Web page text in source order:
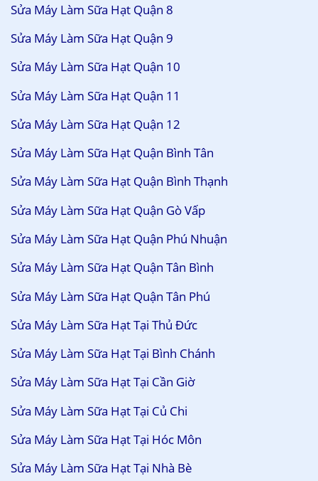
Sửa Máy Làm Sữa Hạt Quận 8
Sửa Máy Làm Sữa Hạt Quận 9
Sửa Máy Làm Sữa Hạt Quận 10
Sửa Máy Làm Sữa Hạt Quận 11
Sửa Máy Làm Sữa Hạt Quận 12
Sửa Máy Làm Sữa Hạt Quận Bình Tân
Sửa Máy Làm Sữa Hạt Quận Bình Thạnh
Sửa Máy Làm Sữa Hạt Quận Gò Vấp
Sửa Máy Làm Sữa Hạt Quận Phú Nhuận
Sửa Máy Làm Sữa Hạt Quận Tân Bình
Sửa Máy Làm Sữa Hạt Quận Tân Phú
Sửa Máy Làm Sữa Hạt Tại Thủ Đức
Sửa Máy Làm Sữa Hạt Tại Bình Chánh
Sửa Máy Làm Sữa Hạt Tại Cần Giờ
Sửa Máy Làm Sữa Hạt Tại Củ Chi
Sửa Máy Làm Sữa Hạt Tại Hóc Môn
Sửa Máy Làm Sữa Hạt Tại Nhà Bè